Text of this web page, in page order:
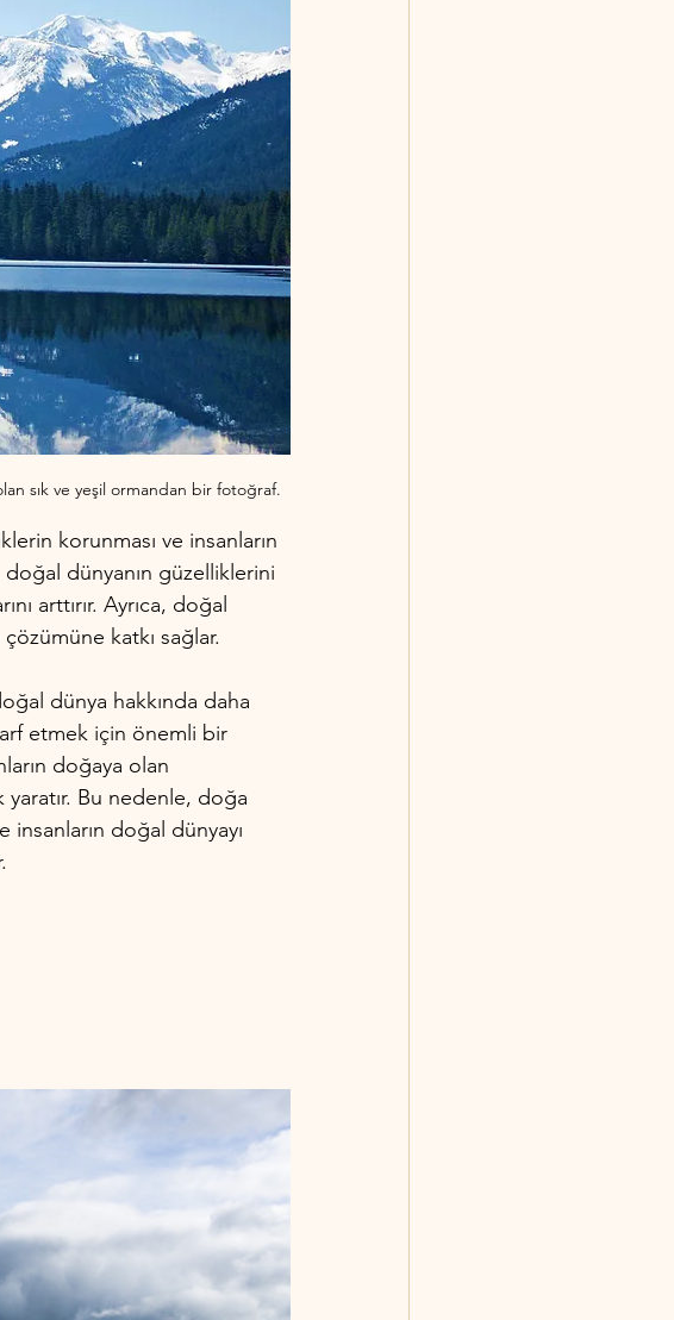
sık ve yeşil ormandan bir fotoğraf.
korunması ve insanların
doğal dünyanın güzelliklerini
arttırır. Ayrıca, doğal
çözümüne katkı sağlar.
dünya hakkında daha
etmek için önemli bir
doğaya olan
yaratır. Bu nedenle, doğa
insanların doğal dünyayı